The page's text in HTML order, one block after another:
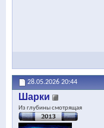
28.05.2026 20:44
Шарки
Из глубины смотрящая